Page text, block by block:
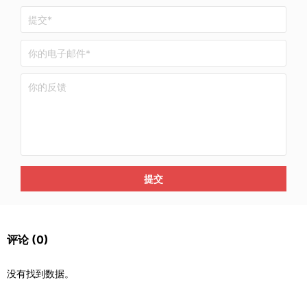
提交
评论 (0)
没有找到数据。